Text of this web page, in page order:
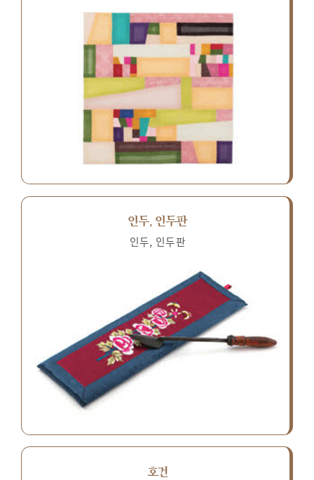
인두, 인두판
인두, 인두판
호건